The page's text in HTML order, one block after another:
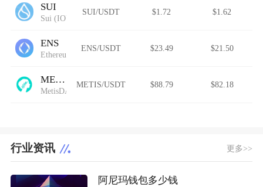
SUI
Sui (IOU)
SUI/USDT $1.72 $1.62
ENS
Ethereum Name Service (Wormhole)
ENS/USDT $23.49 $21.50
METIS
MetisDAO
METIS/USDT $88.79 $82.18
行业资讯 更多>>
阿尼玛钱包多少钱